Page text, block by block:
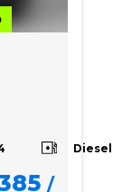
Diesel
/